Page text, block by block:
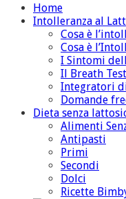
Home
Intolleranza al
Cosa è
Cosa è
I Sintomi
Il Breath
Integratori
Domande
Dieta senza
Alimenti
Antipasti
Primi
Secondi
Dolci
Ricette